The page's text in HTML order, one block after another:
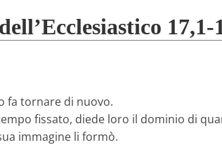
17,1-
fa tornare di nuovo.
fissato, diede loro il dominio di
immagine li formò.